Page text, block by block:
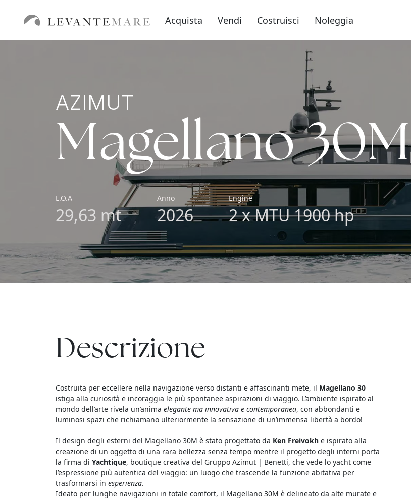
Acquista Vendi Costruisci Noleggia
AZIMUT
Magellano 30M
L.O.A
29,63 mt
Anno
2026
Engine
2 x MTU 1900 hp
Descrizione
Costruita per eccellere nella navigazione verso distanti e affascinanti mete, il Magellano 30
istiga alla curiosità e incoraggia le più spontanee aspirazioni di viaggio. L’ambiente ispirato al
mondo dell’arte rivela un’anima elegante ma innovativa e contemporanea, con abbondanti e
luminosi spazi che richiamano ulteriormente la sensazione di un’immensa libertà a bordo!
Il design degli esterni del Magellano 30M è stato progettato da Ken Freivokhe ispirato alla
creazione di un oggetto di una rara bellezza senza tempo mentre il progetto degli interni porta
la firma di Yachtique, boutique creativa del Gruppo Azimut | Benetti, che vede lo yacht come
l’espressione più autentica del viaggio: un luogo che trascende la funzione abitativa per
trasformarsi in esperienza.
Ideato per lunghe navigazioni in totale comfort, il Magellano 30M è delineato da alte murate e